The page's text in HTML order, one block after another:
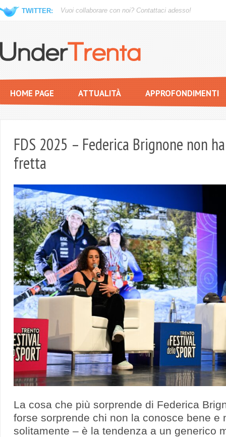
HOME PAGE ATTUALITÀ APPROFONDIMENTI
FDS 2025 – Federica Brignone non ha
fretta
La cosa che più sorprende di Federica
forse sorprende chi non la conosce bene e
solitamente – è la tendenza a un generico
TWITTER: Vuoi collaborare con noi? Contattaci adesso!